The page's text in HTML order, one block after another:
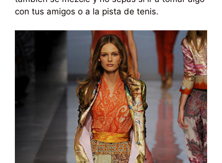
con tus amigos o a la pista de tenis.